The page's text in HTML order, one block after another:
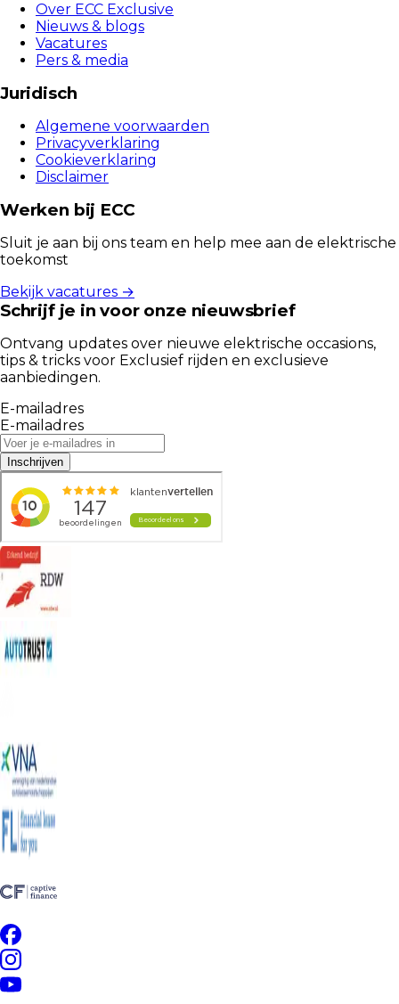
Over ECC Exclusive
Nieuws & blogs
Vacatures
Pers & media
Juridisch
Algemene voorwaarden
Privacyverklaring
Cookieverklaring
Disclaimer
Werken bij ECC
Sluit je aan bij ons team en help mee aan de elektrische
toekomst
Bekijk vacatures →
Schrijf je in voor onze nieuwsbrief
Ontvang updates over nieuwe elektrische occasions,
tips & tricks voor Exclusief rijden en exclusieve
aanbiedingen.
E-mailadres
E-mailadres
Inschrijven